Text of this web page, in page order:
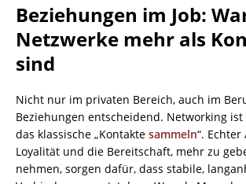
Beziehungen im Job:
Netzwerke mehr als
sind
Nicht nur im privaten Bereich, auch im
Beziehungen entscheidend. Networking
das klassische „Kontakte sammeln“. Echter
Loyalität und die Bereitschaft, mehr zu
nehmen, sorgen dafür, dass stabile,